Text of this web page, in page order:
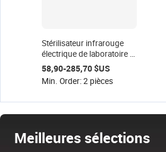
Stérilisateur infrarouge
électrique de laboratoire à
haute température
58,90-285,70 $US
Min. Order: 2 pièces
Meilleures sélections